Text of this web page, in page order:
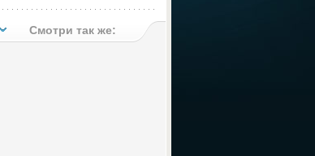
Смотри так же: